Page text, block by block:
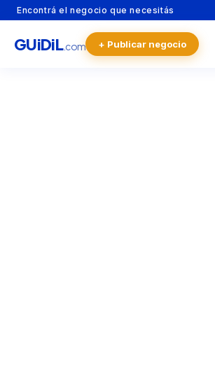
Encontrá el negocio que necesitás
GUiDiL.com + Publicar negocio